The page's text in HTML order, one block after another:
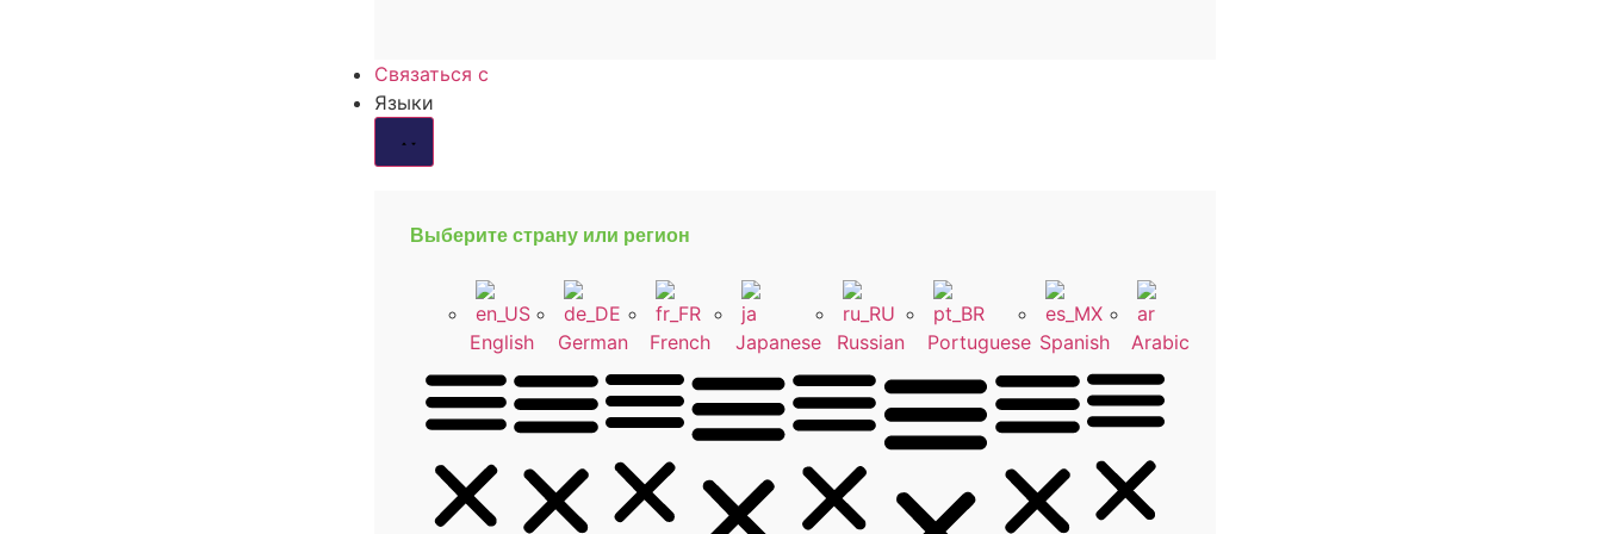
Связаться с
Языки
Выберите страну или регион
English German French Japanese Russian Portuguese Spanish Arabic